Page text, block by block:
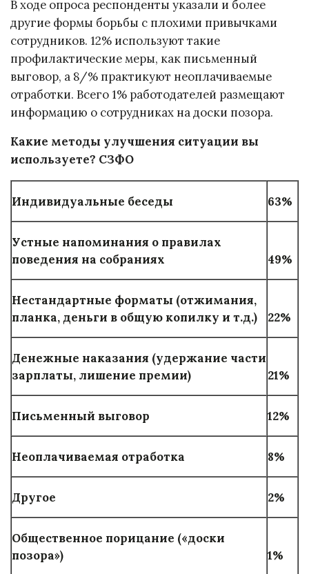
В ходе опроса респонденты указали и более
другие формы борьбы с плохими привычками
сотрудников. 12% используют такие
профилактические меры, как письменный
выговор, а 8/% практикуют неоплачиваемые
отработки. Всего 1% работодателей размещают
информацию о сотрудниках на доски позора.
Какие методы улучшения ситуации вы
используете? СЗФО
Индивидуальные беседы 63%
Устные напоминания о правилах
поведения на собраниях
49%
Нестандартные форматы (отжимания,
планка, деньги в общую копилку и т.д.)
22%
Денежные наказания (удержание части
зарплаты, лишение премии)
21%
Письменный выговор 12%
Неоплачиваемая отработка 8%
Другое 2%
Общественное порицание («доски
позора»)
1%